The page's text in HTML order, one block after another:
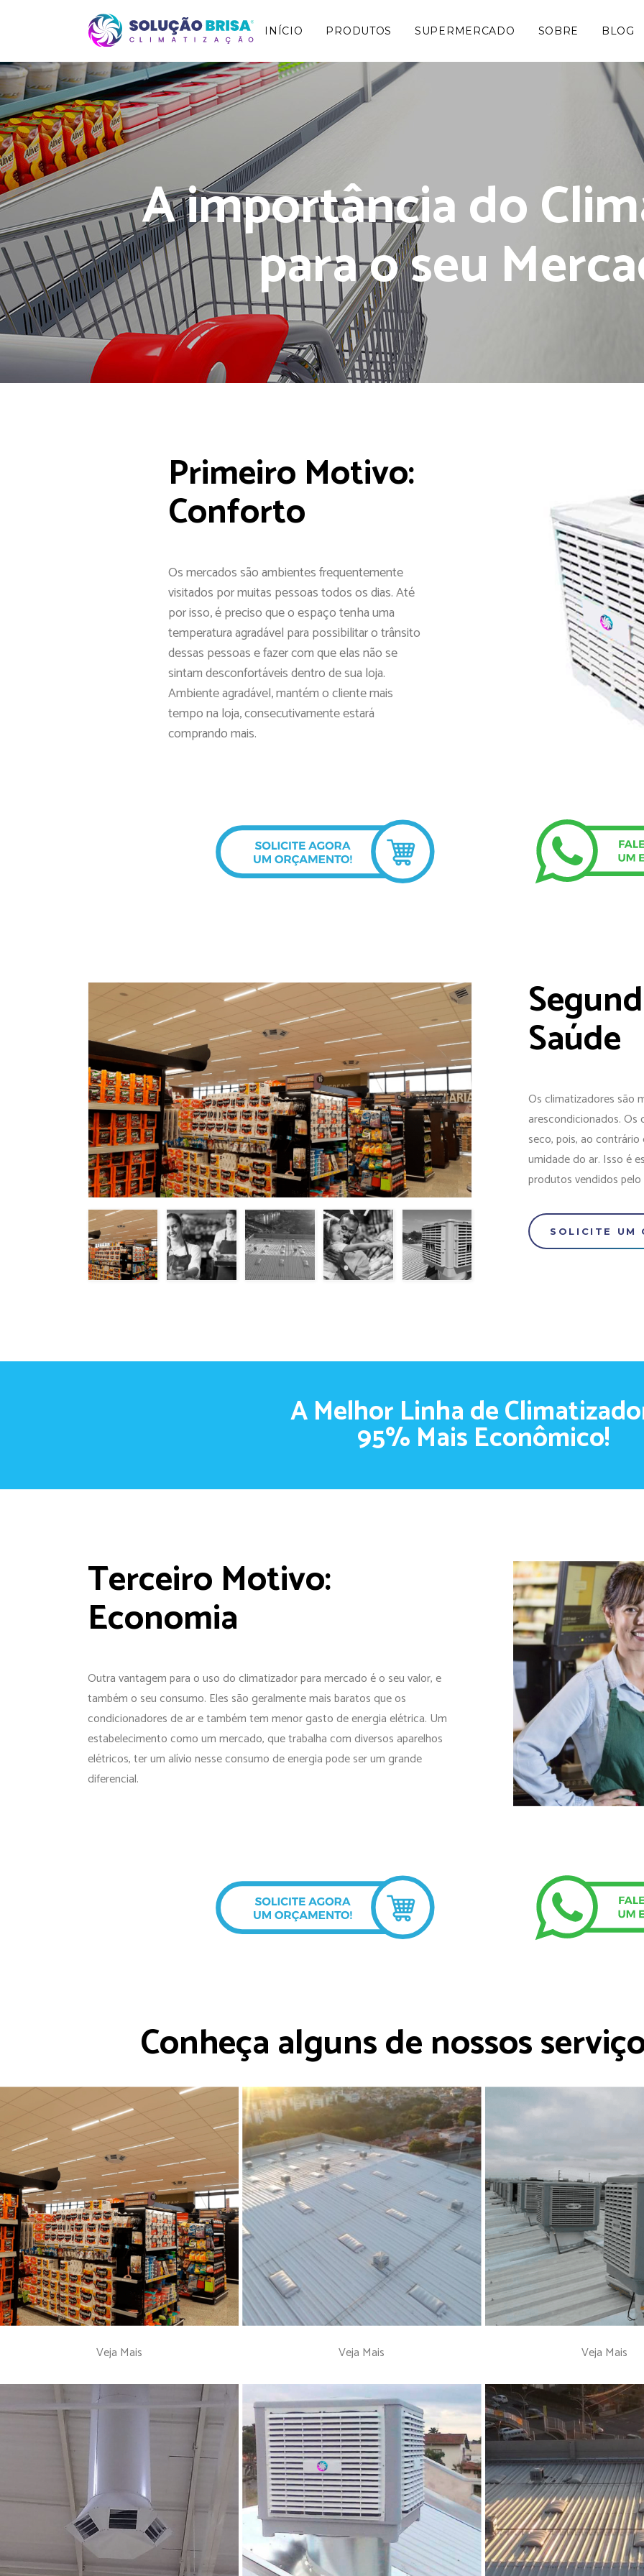
INÍCIO PRODUTOS SUPERMERCADO SOBRE BLOG
A importância do
para o seu
Primeiro Motivo:
Conforto
Os mercados são ambientes frequentemente
visitados por muitas pessoas todos os dias. Até
por isso, é preciso que o espaço tenha uma
temperatura agradável para possibilitar o trânsito
dessas pessoas e fazer com que elas não se
sintam desconfortáveis dentro de sua loja.
Ambiente agradável, mantém o cliente mais
tempo na loja, consecutivamente estará
comprando mais.
Saúde
Os climatizadores são
arescondicionados.
seco, pois, ao
umidade do ar. Isso é
produtos vendidos
SOLICITE UM
A Melhor Linha de
95% Mais Econômico!
Terceiro Motivo:
Economia
Outra vantagem para o uso do climatizador para mercado é o seu valor, e
também o seu consumo. Eles são geralmente mais baratos que os
condicionadores de ar e também tem menor gasto de energia elétrica. Um
estabelecimento como um mercado, que trabalha com diversos aparelhos
elétricos, ter um alívio nesse consumo de energia pode ser um grande
diferencial.
Conheça alguns de nossos
Veja Mais Veja Mais Veja Mais